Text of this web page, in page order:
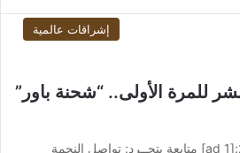
إشراقات عالمية
للمرة الأولى.. “شحنة باور”
من صحيفة اشراق العالم 24:[ad_1] متابعة بتجــرد: تواصل النجمة